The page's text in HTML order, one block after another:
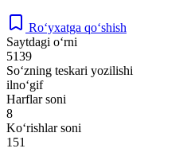
Ro‘yxatga qo‘shish
Saytdagi o‘rni
5139
So‘zning teskari yozilishi
ilno‘gif
Harflar soni
8
Ko‘rishlar soni
151